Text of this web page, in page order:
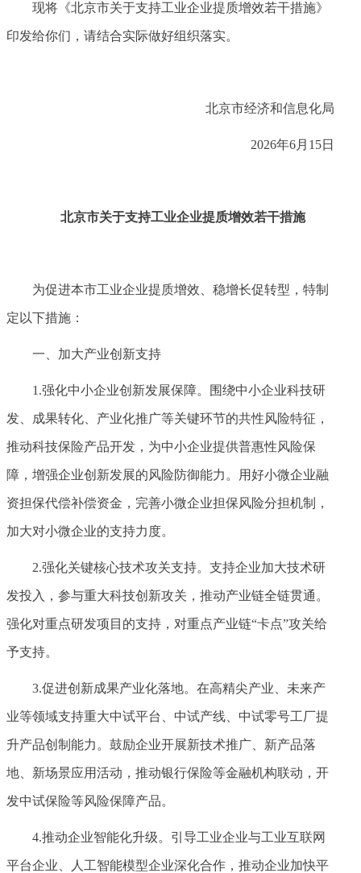
现将《北京市关于支持工业企业提质增效若干措施》
印发给你们，请结合实际做好组织落实。
北京市经济和信息化局
2026年6月15日
北京市关于支持工业企业提质增效若干措施
为促进本市工业企业提质增效、稳增长促转型，特制
定以下措施：
一、加大产业创新支持
1.强化中小企业创新发展保障。围绕中小企业科技研
发、成果转化、产业化推广等关键环节的共性风险特征，
推动科技保险产品开发，为中小企业提供普惠性风险保
障，增强企业创新发展的风险防御能力。用好小微企业融
资担保代偿补偿资金，完善小微企业担保风险分担机制，
加大对小微企业的支持力度。
2.强化关键核心技术攻关支持。支持企业加大技术研
发投入，参与重大科技创新攻关，推动产业链全链贯通。
强化对重点研发项目的支持，对重点产业链“卡点”攻关给
予支持。
3.促进创新成果产业化落地。在高精尖产业、未来产
业等领域支持重大中试平台、中试产线、中试零号工厂提
升产品创制能力。鼓励企业开展新技术推广、新产品落
地、新场景应用活动，推动银行保险等金融机构联动，开
发中试保险等风险保障产品。
4.推动企业智能化升级。引导工业企业与工业互联网
平台企业、人工智能模型企业深化合作，推动企业加快平